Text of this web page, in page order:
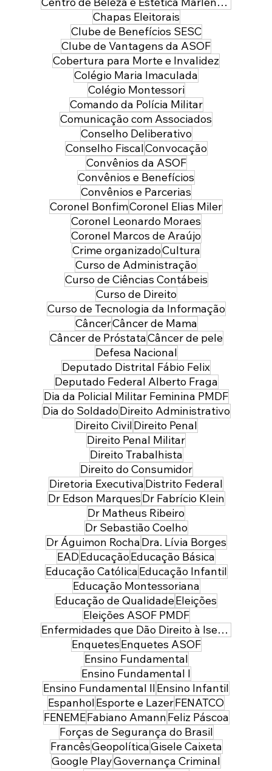
Chapas Eleitorais
Clube de Benefícios SESC
Clube de Vantagens da ASOF
Cobertura para Morte e Invalidez
Colégio Maria Imaculada
Colégio Montessori
Comando da Polícia Militar
Comunicação com Associados
Conselho Deliberativo
Conselho FiscalConvocação
Convênios da ASOF
Convênios e Benefícios
Convênios e Parcerias
Coronel BonfimCoronel Elias Miler
Coronel Leonardo Moraes
Coronel Marcos de Araújo
Crime organizadoCultura
Curso de Administração
Curso de Ciências Contábeis
Curso de Direito
Curso de Tecnologia da Informação
CâncerCâncer de Mama
Câncer de PróstataCâncer de pele
Defesa Nacional
Deputado Distrital Fábio Felix
Deputado Federal Alberto Fraga
Dia da Policial Militar Feminina PMDF
Dia do SoldadoDireito Administrativo
Direito CivilDireito Penal
Direito Penal Militar
Direito Trabalhista
Direito do Consumidor
Diretoria ExecutivaDistrito Federal
Dr Edson MarquesDr Fabrício Klein
Dr Matheus Ribeiro
Dr Sebastião Coelho
Dr Águimon RochaDra. Lívia Borges
EADEducaçãoEducação Básica
Educação CatólicaEducação Infantil
Educação Montessoriana
Educação de QualidadeEleições
Eleições ASOF PMDF
Enfermidades que Dão Direito à Isenção de Imposto de Renda
EnquetesEnquetes ASOF
Ensino Fundamental
Ensino Fundamental I
Ensino Fundamental IIEnsino Infantil
EspanholEsporte e LazerFENATCO
FENEMEFabiano AmannFeliz Páscoa
Forças de Segurança do Brasil
FrancêsGeopolíticaGisele Caixeta
Google PlayGovernança Criminal